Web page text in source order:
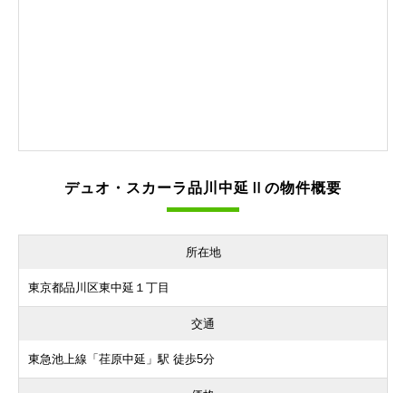
デュオ・スカーラ品川中延Ⅱの物件概要
所在地
東京都品川区東中延１丁目
交通
東急池上線「荏原中延」駅 徒歩5分